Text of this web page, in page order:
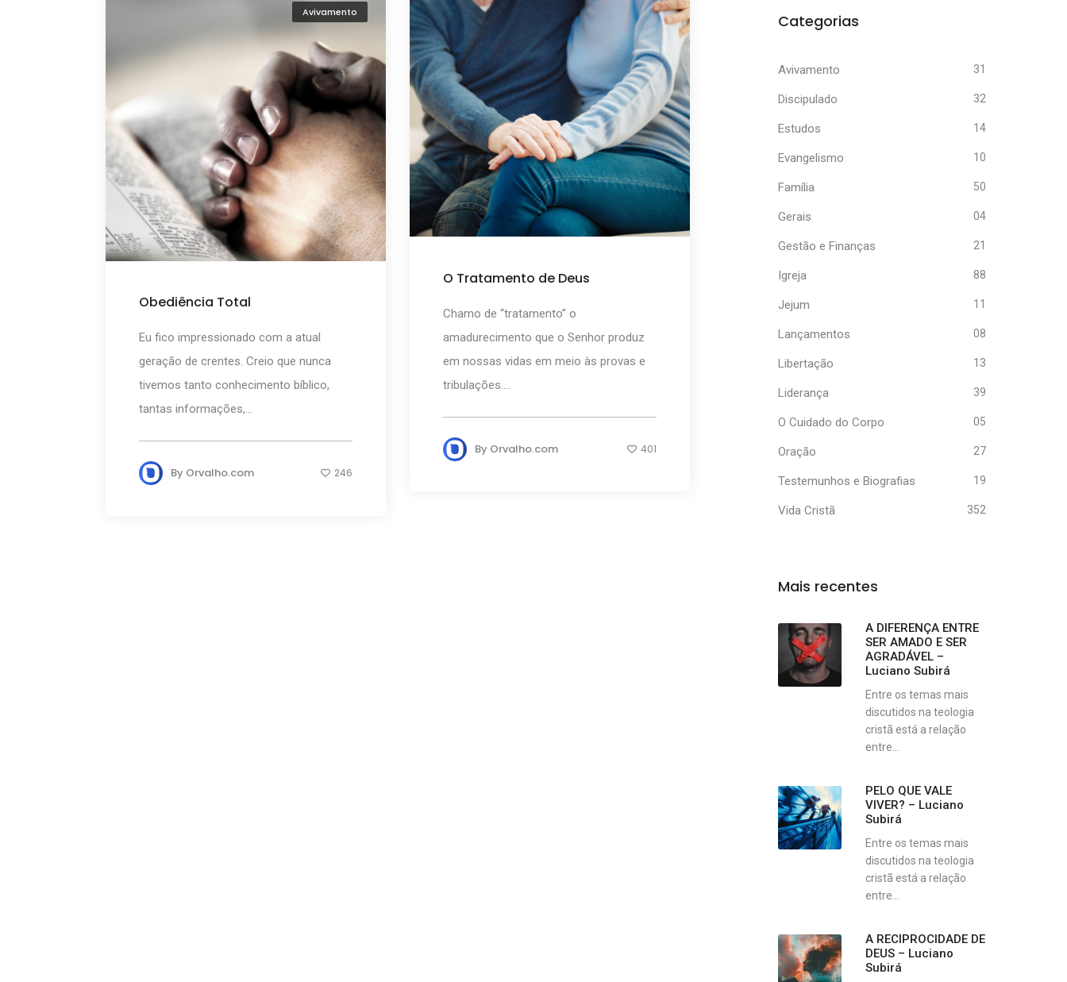
O Tratamento de Deus
Chamo de “tratamento” o
amadurecimento que o Senhor produz
em nossas vidas em meio às provas e
tribulações....
By Orvalho.com 401
Avivamento
Obediência Total
Eu fico impressionado com a atual
geração de crentes. Creio que nunca
tivemos tanto conhecimento bíblico,
tantas informações,...
By Orvalho.com 246
Categorias
Avivamento 31
Discipulado 32
Estudos 14
Evangelismo 10
Família 50
Gerais 04
Gestão e Finanças 21
Igreja 88
Jejum 11
Lançamentos 08
Libertação 13
Liderança 39
O Cuidado do Corpo 05
Oração 27
Testemunhos e Biografias 19
Vida Cristã 352
Mais recentes
A DIFERENÇA ENTRE
SER AMADO E SER
AGRADÁVEL –
Luciano Subirá
Entre os temas mais
discutidos na teologia
cristã está a relação
entre...
PELO QUE VALE
VIVER? – Luciano
Subirá
Entre os temas mais
discutidos na teologia
cristã está a relação
entre...
A RECIPROCIDADE DE
DEUS – Luciano
Subirá